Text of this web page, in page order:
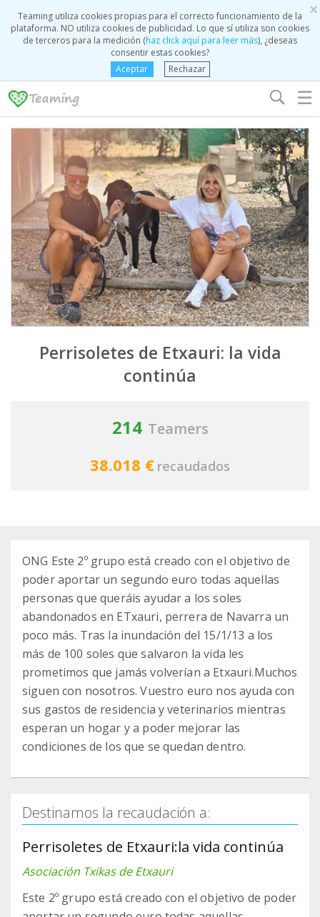
×
Teaming utiliza cookies propias para el correcto funcionamiento de la
plataforma. NO utiliza cookies de publicidad. Lo que sí utiliza son cookies
de terceros para la medición (haz click aquí para leer más), ¿deseas
consentir estas cookies?
Aceptar
Rechazar
☰
Perrisoletes de Etxauri: la vida
continúa
214 Teamers
38.018 € recaudados
ONG Este 2º grupo está creado con el objetivo de
poder aportar un segundo euro todas aquellas
personas que queráis ayudar a los soles
abandonados en ETxauri, perrera de Navarra un
poco más. Tras la inundación del 15/1/13 a los
más de 100 soles que salvaron la vida les
prometimos que jamás volverían a Etxauri.Muchos
siguen con nosotros. Vuestro euro nos ayuda con
sus gastos de residencia y veterinarios mientras
esperan un hogar y a poder mejorar las
condiciones de los que se quedan dentro.
Destinamos la recaudación a:
Perrisoletes de Etxauri:la vida continúa
Asociación Txikas de Etxauri
Este 2º grupo está creado con el objetivo de poder